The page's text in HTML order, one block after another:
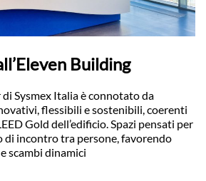
Building
Sysmex Italia è connotato da
flessibili e sostenibili, coerenti
Gold dell’edificio. Spazi pensati per
di incontro tra persone, favorendo
scambi dinamici